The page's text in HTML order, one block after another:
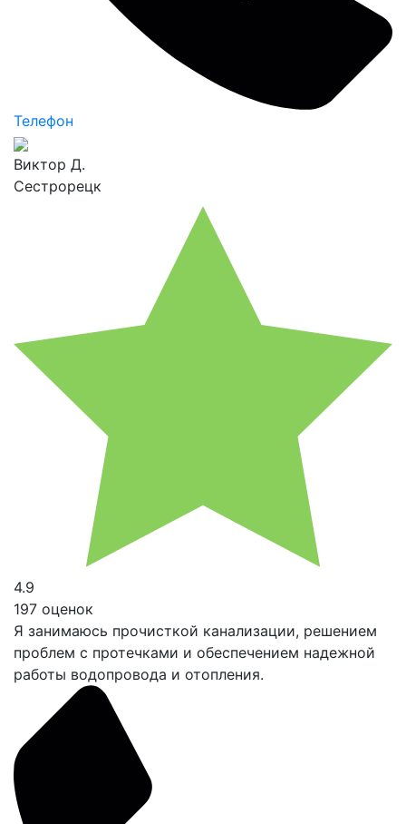
Телефон
Виктор Д.
Сестрорецк
4.9
197 оценок
Я занимаюсь прочисткой канализации, решением
проблем с протечками и обеспечением надежной
работы водопровода и отопления.